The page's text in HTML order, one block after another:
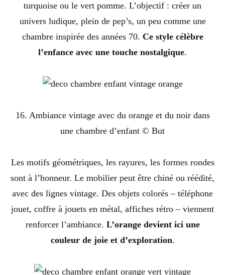
turquoise ou le vert pomme. L’objectif : créer un
univers ludique, plein de pep’s, un peu comme une
chambre inspirée des années 70. Ce style célèbre
l’enfance avec une touche nostalgique.
16. Ambiance vintage avec du orange et du noir dans
une chambre d’enfant © But
Les motifs géométriques, les rayures, les formes rondes
sont à l’honneur. Le mobilier peut être chiné ou réédité,
avec des lignes vintage. Des objets colorés – téléphone
jouet, coffre à jouets en métal, affiches rétro – viennent
renforcer l’ambiance. L’orange devient ici une
couleur de joie et d’exploration.